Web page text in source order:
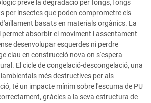
prevé la degradació per fongs, fongs
per insectes que poden comprometre els
basats en materials orgànics. La
absorbir el moviment i assentament
desenvolupar esquerdes ni perdre
clau en construcció nova on s'espera
El cicle de congelació-descongelació, una
més destructives per als
té un impacte mínim sobre l'escuma de PU
gràcies a la seva estructura de